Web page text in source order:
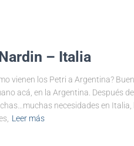
– Italia
vienen los Petri a Argentina?
acá, en la Argentina. Después de
necesidades en Italia,
Leer más